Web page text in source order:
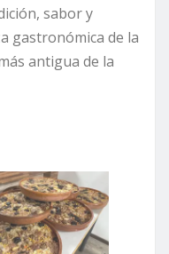
sabor y
gastronómica de la
antigua de la